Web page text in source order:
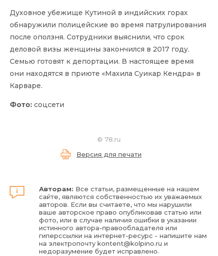
Духовное убежище Кутиной в индийских горах
обнаружили полицейские во время патрулирования
после оползня. Сотрудники выяснили, что срок
деловой визы женщины закончился в 2017 году.
Семью готовят к депортации. В настоящее время
они находятся в приюте «Махила Суикар Кендра» в
Карваре.
Фото: соцсети
© 78.ru
Версия для печати
Авторам: Все статьи, размещенные на нашем
сайте, являются собственностью их уважаемых
авторов. Если вы считаете, что мы нарушили
ваше авторское право опубликовав статью или
фото, или в случае наличия ошибки в указании
истинного автора-правообладателя или
гиперссылки на интернет-ресурс - напишите нам
на электропочтуkontent@kolpino.ru и
недоразумение будет исправлено.